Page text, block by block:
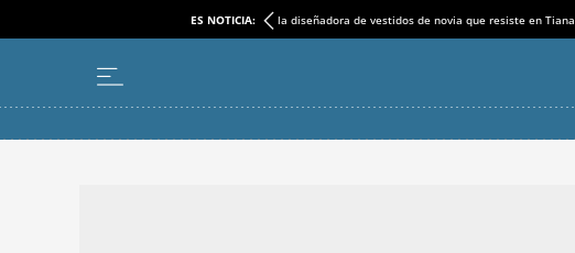
ES NOTICIA: la diseñadora de vestidos de novia que resiste en Tiana